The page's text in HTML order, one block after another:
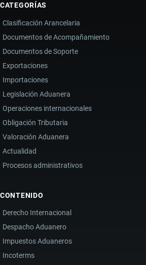
CATEGORÍAS
Clasificación Arancelaria
Documentos de Acompañamiento
Documentos de Soporte
Exportaciones
Importaciones
Legislación Aduanera
Operaciones internacionales
Obligación Tributaria
Valoración Aduanera
Actualidad
Procesos administrativos
CONTENIDO
Derecho Internacional
Despacho Aduanero
Impuestos Aduaneros
Incoterms